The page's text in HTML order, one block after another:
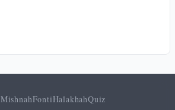
MishnahFontiHalakhahQuiz